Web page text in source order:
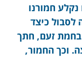
חמורנו
לסבול כיצד
בחמת זעם, חתך
וכך החמור,